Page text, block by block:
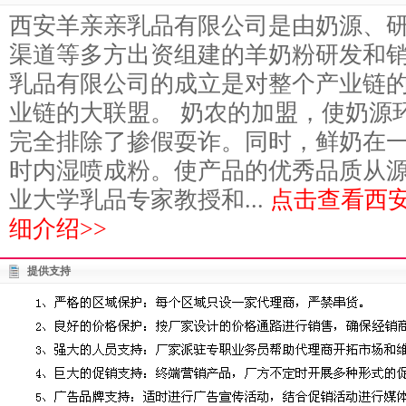
西安羊亲亲乳品有限公司是由奶源、
渠道等多方出资组建的羊奶粉研发和
乳品有限公司的成立是对整个产业链
业链的大联盟。 奶农的加盟，使奶源
完全排除了掺假耍诈。同时，鲜奶在
时内湿喷成粉。使产品的优秀品质从
业大学乳品专家教授和... 点击查看西
细介绍>>
提供支持